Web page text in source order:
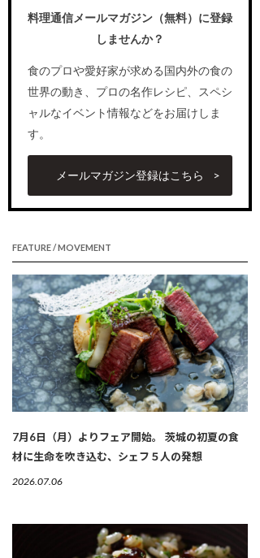
料理通信メールマガジン（無料）に登録
しませんか？
食のプロや愛好家が求める国内外の食の
世界の動き、プロの名作レシピ、スペシ
ャルなイベント情報などをお届けしま
す。
メールマガジン登録はこちら
FEATURE / MOVEMENT
7月6日（月）よりフェア開始。 茨城の初夏の食
材に生命を吹き込む、シェフ５人の発想
2026.07.06